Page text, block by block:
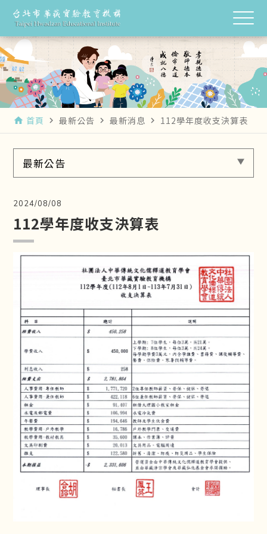
home 首頁 navigate_next 最新公告 navigate_next 最新消息 navigate_next 112學年度收支決算表
最新公告
2024/08/08
112學年度收支決算表